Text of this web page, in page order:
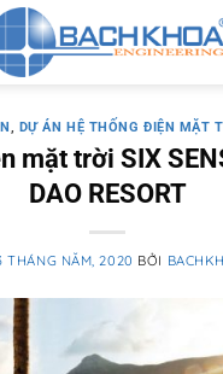
, DỰ ÁN HỆ THỐNG ĐIỆN MẶT
mặt trời SIX
DAO RESORT
THÁNG NĂM, 2020 BỞI